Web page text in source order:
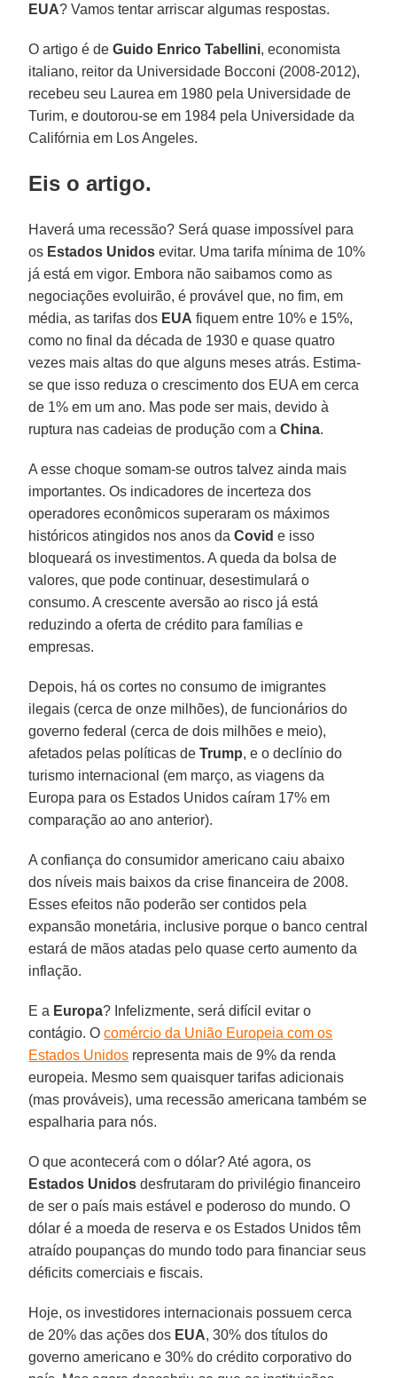
EUA? Vamos tentar arriscar algumas respostas.
O artigo é deGuido Enrico Tabellini, economista
italiano, reitor da Universidade Bocconi (2008-2012),
recebeu seu Laurea em 1980 pela Universidade de
Turim, e doutorou-se em 1984 pela Universidade da
Califórnia em Los Angeles.
Eis o artigo.
Haverá uma recessão? Será quase impossível para
os Estados Unidos evitar. Uma tarifa mínima de 10%
já está em vigor. Embora não saibamos como as
negociações evoluirão, é provável que, no fim, em
média, as tarifas dos EUA fiquem entre 10% e 15%,
como no final da década de 1930 e quase quatro
vezes mais altas do que alguns meses atrás. Estima-
se que isso reduza o crescimento dos EUA em cerca
de 1% em um ano. Mas pode ser mais, devido à
ruptura nas cadeias de produção com aChina.
A esse choque somam-se outros talvez ainda mais
importantes. Os indicadores de incerteza dos
operadores econômicos superaram os máximos
históricos atingidos nos anos daCovid e isso
bloqueará os investimentos. A queda da bolsa de
valores, que pode continuar, desestimulará o
consumo. A crescente aversão ao risco já está
reduzindo a oferta de crédito para famílias e
empresas.
Depois, há os cortes no consumo de imigrantes
ilegais (cerca de onze milhões), de funcionários do
governo federal (cerca de dois milhões e meio),
afetados pelas políticas deTrump, e o declínio do
turismo internacional (em março, as viagens da
Europa para os Estados Unidos caíram 17% em
comparação ao ano anterior).
A confiança do consumidor americano caiu abaixo
dos níveis mais baixos da crise financeira de 2008.
Esses efeitos não poderão ser contidos pela
expansão monetária, inclusive porque o banco central
estará de mãos atadas pelo quase certo aumento da
inflação.
E a Europa? Infelizmente, será difícil evitar o
contágio. Ocomércio da União Europeia com os
Estados Unidos representa mais de 9% da renda
europeia. Mesmo sem quaisquer tarifas adicionais
(mas prováveis), uma recessão americana também se
espalharia para nós.
O que acontecerá com o dólar? Até agora, os
Estados Unidos desfrutaram do privilégio financeiro
de ser o país mais estável e poderoso do mundo. O
dólar é a moeda de reserva e os Estados Unidos têm
atraído poupanças do mundo todo para financiar seus
déficits comerciais e fiscais.
Hoje, os investidores internacionais possuem cerca
de 20% das ações dos EUA, 30% dos títulos do
governo americano e 30% do crédito corporativo do